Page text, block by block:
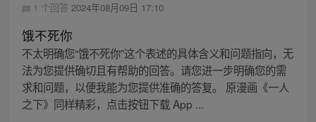
1 个回答 2024年08月09日 17:10
饿不死你
不太明确您“饿不死你”这个表述的具体含义和问题指向，无
法为您提供确切且有帮助的回答。请您进一步明确您的需
求和问题，以便我能为您提供准确的答复。 原漫画《一人
之下》同样精彩，点击按钮下载 App ...